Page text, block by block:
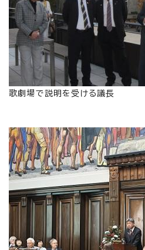
歌劇場で説明を受ける議長